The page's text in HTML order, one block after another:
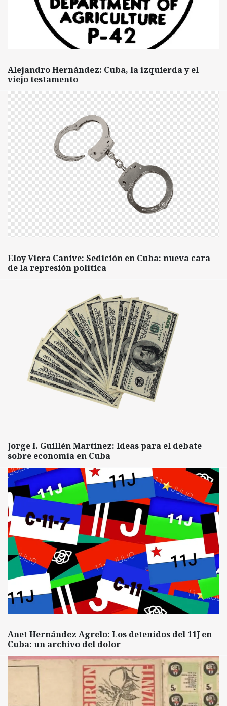
Alejandro Hernández: Cuba, la izquierda y el
viejo testamento
Eloy Viera Cañive: Sedición en Cuba: nueva cara
de la represión política
Jorge I. Guillén Martínez: Ideas para el debate
sobre economía en Cuba
Anet Hernández Agrelo: Los detenidos del 11J en
Cuba: un archivo del dolor